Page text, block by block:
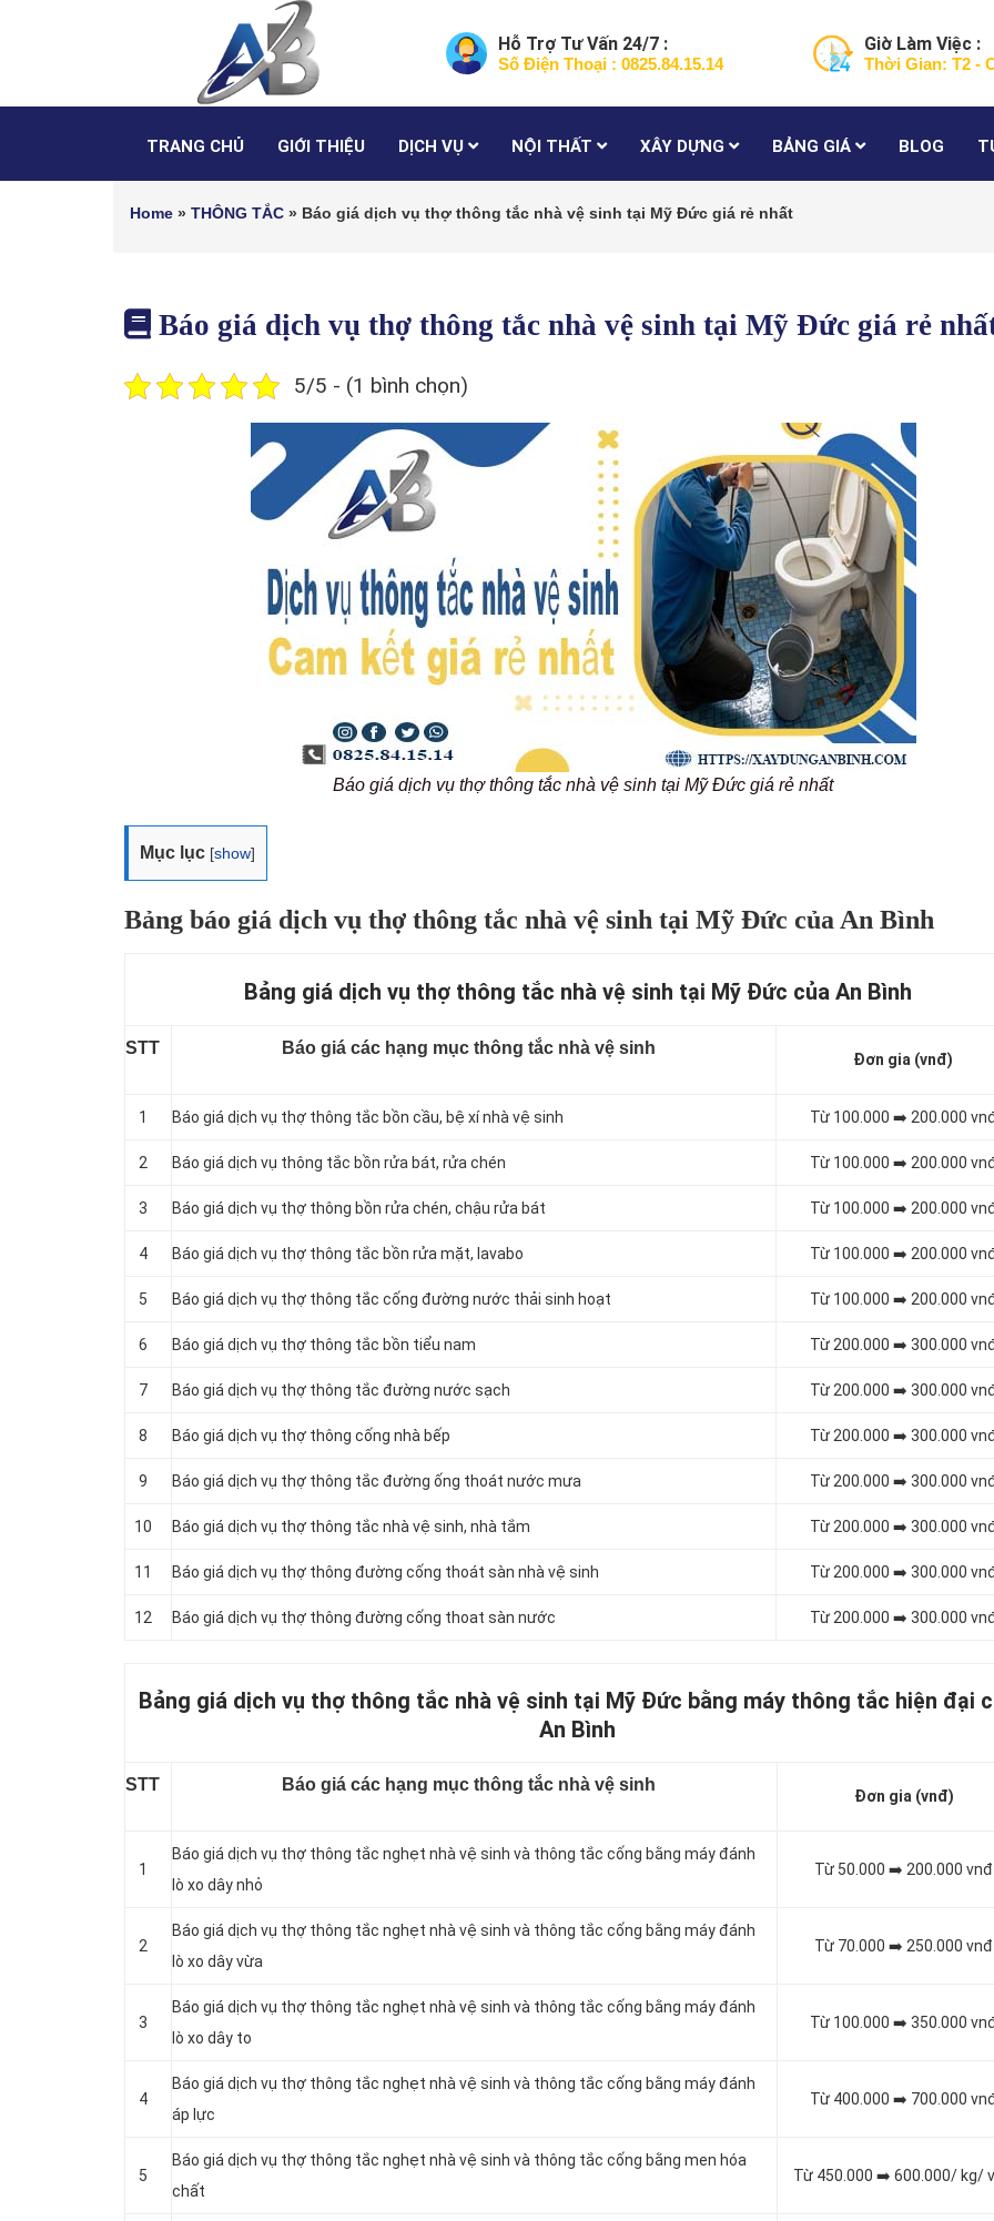
Hỗ Trợ Tư Vấn 24/7 :
Số Điện Thoại : 0825.84.15.14
Giờ Làm Việc :
Thời Gian: T2 -
TRANG CHỦ GIỚI THIỆU DỊCH VỤ NỘI THẤT XÂY DỰNG BẢNG GIÁ BLOG
Home » THÔNG TẮC » Báo giá dịch vụ thợ thông tắc nhà vệ sinh tại Mỹ Đức giá rẻ nhất
Báo giá dịch vụ thợ thông tắc nhà vệ sinh tại Mỹ Đức giá rẻ
5/5 - (1 bình chọn)
Báo giá dịch vụ thợ thông tắc nhà vệ sinh tại Mỹ Đức giá rẻ nhất
Mục lục [show]
Bảng báo giá dịch vụ thợ thông tắc nhà vệ sinh tại Mỹ Đức của An Bình
Bảng giá dịch vụ thợ thông tắc nhà vệ sinh tại Mỹ Đức của An Bình
STT Báo giá các hạng mục thông tắc nhà vệ sinh
Đơn gia (vnđ)
1 Báo giá dịch vụ thợ thông tắc bồn cầu, bệ xí nhà vệ sinh Từ 100.000 ➡️ 200.000
2 Báo giá dịch vụ thông tắc bồn rửa bát, rửa chén Từ 100.000 ➡️ 200.000
3 Báo giá dịch vụ thợ thông bồn rửa chén, chậu rửa bát Từ 100.000 ➡️ 200.000
4 Báo giá dịch vụ thợ thông tắc bồn rửa mặt, lavabo Từ 100.000 ➡️ 200.000
5 ‎Báo giá dịch vụ thợ thông tắc cống đường nước thải sinh hoạt Từ 100.000 ➡️ 200.000
6 Báo giá dịch vụ thợ thông tắc bồn tiểu nam Từ 200.000 ➡️ 300.000
7 Báo giá dịch vụ thợ thông tắc đường nước sạch Từ 200.000 ➡️ 300.000
8 Báo giá dịch vụ thợ thông cống nhà bếp Từ 200.000 ➡️ 300.000
9 Báo giá dịch vụ thợ thông tắc đường ống thoát nước mưa Từ 200.000 ➡️ 300.000
10 Báo giá dịch vụ thợ thông tắc nhà vệ sinh, nhà tắm Từ 200.000 ➡️ 300.000
11 Báo giá dịch vụ thợ thông đường cống thoát sàn nhà vệ sinh Từ 200.000 ➡️ 300.000
12 Báo giá dịch vụ thợ thông đường cống thoat sàn nước Từ 200.000 ➡️ 300.000
Bảng giá dịch vụ thợ thông tắc nhà vệ sinh tại Mỹ Đức bằng máy thông tắc hiện đại
An Bình
STT Báo giá các hạng mục thông tắc nhà vệ sinh
Đơn gia (vnđ)
1
Báo giá dịch vụ thợ thông tắc nghẹt nhà vệ sinh và thông tắc cống bằng máy đánh
lò xo dây nhỏ
Từ 50.000 ➡️ 200.000 vnđ
2
Báo giá dịch vụ thợ thông tắc nghẹt nhà vệ sinh và thông tắc cống bằng máy đánh
lò xo dây vừa
Từ 70.000 ➡️ 250.000 vnđ
3
Báo giá dịch vụ thợ thông tắc nghẹt nhà vệ sinh và thông tắc cống bằng máy đánh
lò xo dây to
Từ 100.000 ➡️ 350.000
4
Báo giá dịch vụ thợ thông tắc nghẹt nhà vệ sinh và thông tắc cống bằng máy đánh
áp lực
Từ 400.000 ➡️ 700.000
5
Báo giá dịch vụ thợ thông tắc nghẹt nhà vệ sinh và thông tắc cống bằng men hóa
chất
Từ 450.000 ➡️ 600.000/ kg/